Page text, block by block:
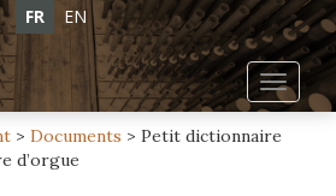
FR EN
> Documents > Petit dictionnaire
d’orgue